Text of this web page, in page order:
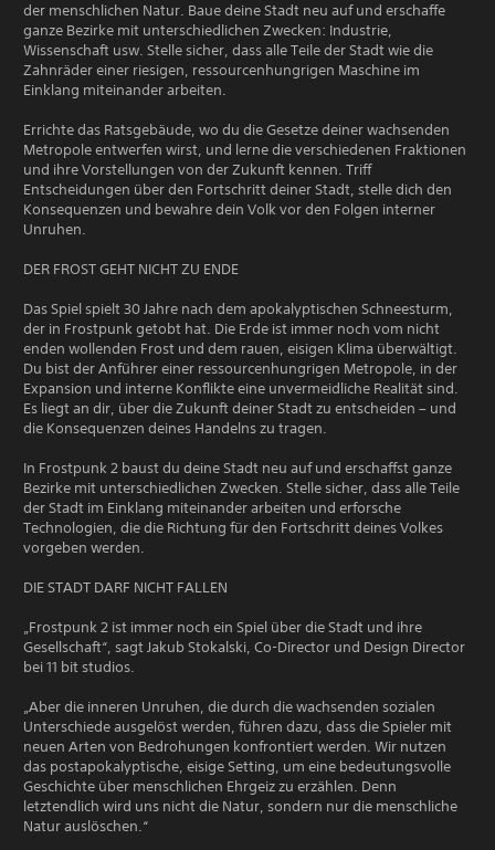
der menschlichen Natur. Baue deine Stadt neu auf und erschaffe
ganze Bezirke mit unterschiedlichen Zwecken: Industrie,
Wissenschaft usw. Stelle sicher, dass alle Teile der Stadt wie die
Zahnräder einer riesigen, ressourcenhungrigen Maschine im
Einklang miteinander arbeiten.
Errichte das Ratsgebäude, wo du die Gesetze deiner wachsenden
Metropole entwerfen wirst, und lerne die verschiedenen Fraktionen
und ihre Vorstellungen von der Zukunft kennen. Triff
Entscheidungen über den Fortschritt deiner Stadt, stelle dich den
Konsequenzen und bewahre dein Volk vor den Folgen interner
Unruhen.
DER FROST GEHT NICHT ZU ENDE
Das Spiel spielt 30 Jahre nach dem apokalyptischen Schneesturm,
der in Frostpunk getobt hat. Die Erde ist immer noch vom nicht
enden wollenden Frost und dem rauen, eisigen Klima überwältigt.
Du bist der Anführer einer ressourcenhungrigen Metropole, in der
Expansion und interne Konflikte eine unvermeidliche Realität sind.
Es liegt an dir, über die Zukunft deiner Stadt zu entscheiden – und
die Konsequenzen deines Handelns zu tragen.
In Frostpunk 2 baust du deine Stadt neu auf und erschaffst ganze
Bezirke mit unterschiedlichen Zwecken. Stelle sicher, dass alle Teile
der Stadt im Einklang miteinander arbeiten und erforsche
Technologien, die die Richtung für den Fortschritt deines Volkes
vorgeben werden.
DIE STADT DARF NICHT FALLEN
„Frostpunk 2 ist immer noch ein Spiel über die Stadt und ihre
Gesellschaft“, sagt Jakub Stokalski, Co-Director und Design Director
bei 11 bit studios.
„Aber die inneren Unruhen, die durch die wachsenden sozialen
Unterschiede ausgelöst werden, führen dazu, dass die Spieler mit
neuen Arten von Bedrohungen konfrontiert werden. Wir nutzen
das postapokalyptische, eisige Setting, um eine bedeutungsvolle
Geschichte über menschlichen Ehrgeiz zu erzählen. Denn
letztendlich wird uns nicht die Natur, sondern nur die menschliche
Natur auslöschen.“